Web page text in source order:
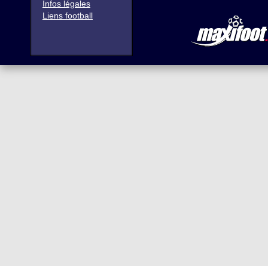
Infos légales
Liens football